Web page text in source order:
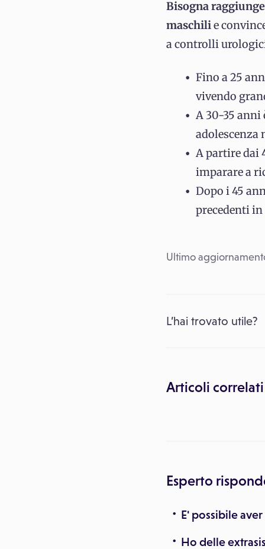
Bisogna
maschilie
a controlli
Fino a 25
vivendo
A 30-35
A partire dai
imparare a
Dopo i 45
precedenti
Ultimo
L’hai trovato utile?
Articoli correlati
Esperto
E' possibile
Ho delle